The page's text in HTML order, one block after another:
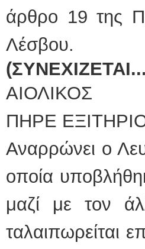
άρθρο 19 της
Λέσβου.
(
ΑΙΟΛΙΚΟΣ
ΠΗΡΕ
Αναρρώνει ο
οποία
μαζί με τον
ταλαιπωρείται